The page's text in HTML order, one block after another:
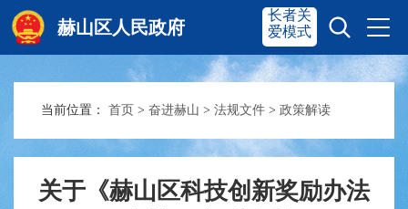
赫山区人民政府
赫山首页 奋进赫山
政务要闻 多彩资湘
长者关
爱模式
当前位置： 首页 > 奋进赫山 > 法规文件 > 政策解读
关于《赫山区科技创新奖励办法